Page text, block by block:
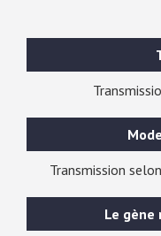
Transmission
Le